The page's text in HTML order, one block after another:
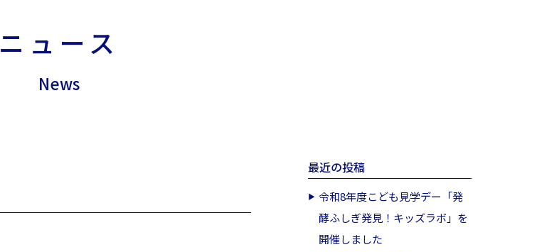
ニュース
News
最近の投稿
令和8年度こども見学デー「発
酵ふしぎ発見！キッズラボ」を
開催しました